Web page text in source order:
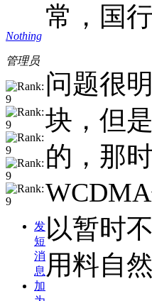
Nothing
管理员
发
短
消
息
加
常，国
问题很
块，但
的，那
以暂时
用料自